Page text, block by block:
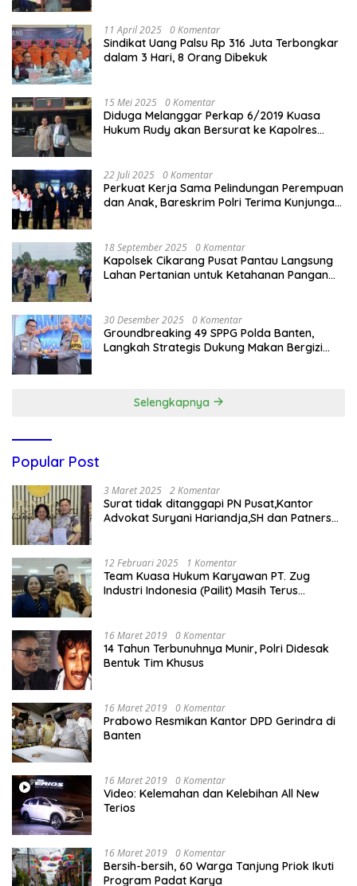
11 April 2025 0 Komentar
Sindikat Uang Palsu Rp 316 Juta Terbongkar
dalam 3 Hari, 8 Orang Dibekuk
15 Mei 2025 0 Komentar
Diduga Melanggar Perkap 6/2019 Kuasa
Hukum Rudy akan Bersurat ke Kapolres
22 Juli 2025 0 Komentar
Perkuat Kerja Sama Pelindungan Perempuan
dan Anak, Bareskrim Polri Terima Kunjungan
18 September 2025 0 Komentar
Kapolsek Cikarang Pusat Pantau Langsung
Lahan Pertanian untuk Ketahanan Pangan
30 Desember 2025 0 Komentar
Groundbreaking 49 SPPG Polda Banten,
Langkah Strategis Dukung Makan Bergizi
Selengkapnya
Popular Post
3 Maret 2025 2 Komentar
Surat tidak ditanggapi PN Pusat,Kantor
Advokat Suryani Hariandja,SH dan Patners
12 Februari 2025 1 Komentar
Team Kuasa Hukum Karyawan PT. Zug
Industri Indonesia (Pailit) Masih Terus
16 Maret 2019 0 Komentar
14 Tahun Terbunuhnya Munir, Polri Didesak
Bentuk Tim Khusus
16 Maret 2019 0 Komentar
Prabowo Resmikan Kantor DPD Gerindra di
Banten
16 Maret 2019 0 Komentar
Video: Kelemahan dan Kelebihan All New
Terios
16 Maret 2019 0 Komentar
Bersih-bersih, 60 Warga Tanjung Priok Ikuti
Program Padat Karya